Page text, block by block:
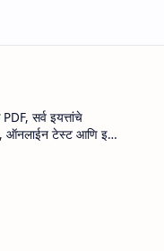
सर्व इयत्तांचे
, ऑनलाईन टेस्ट आणि इतर